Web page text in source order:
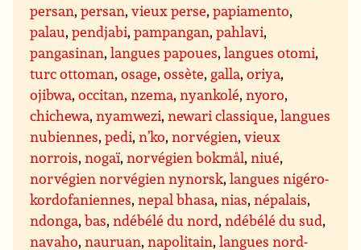
persan,persan,vieux perse,papiamento,
palau,pendjabi,pampangan,pahlavi,
pangasinan,langues papoues,langues otomi,
turc ottoman,osage,ossète, galla,oriya,
ojibwa,occitan,nzema,nyankolé,nyoro,
chichewa,nyamwezi,newari classique,langues
nubiennes,pedi,n’ko,norvégien,vieux
norrois,nogaï,norvégien bokmål,niué,
norvégien norvégien nynorsk,langues nigéro-
kordofaniennes,nepal bhasa,nias,népalais,
ndonga,bas,ndébélé du nord,ndébélé du sud,
navaho,nauruan,napolitain,langues nord-